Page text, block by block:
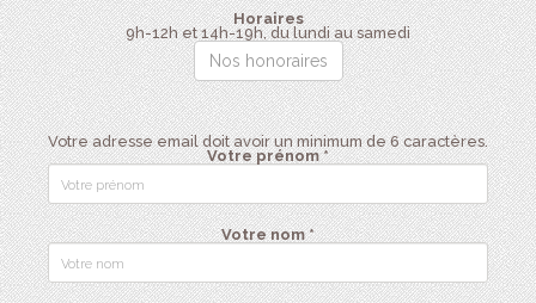
Horaires
9h-12h et 14h-19h, du lundi au samedi
Nos honoraires
Votre adresse email doit avoir un minimum de 6 caractères.
Votre prénom *
Votre nom *